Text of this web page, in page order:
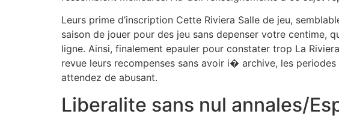
Leurs prime d’inscription Cette Riviera Salle de jeu,
saison de jouer pour des jeu sans depenser votre centime,
ligne. Ainsi, finalement epauler pour constater trop La
revue leurs recompenses sans avoir i� archive, les
attendez de abusant.
Liberalite sans nul annales/